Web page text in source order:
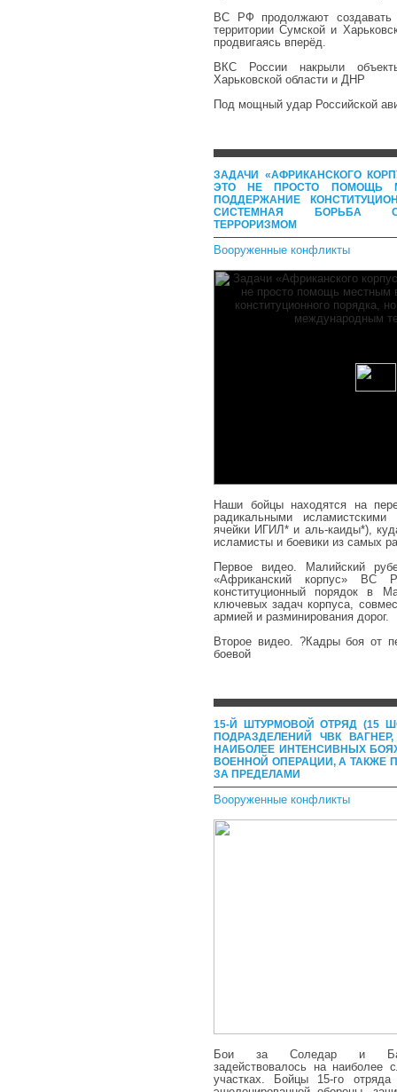
ВС РФ продолжают создавать
территории Сумской и
продвигаясь вперёд.
ВКС России накрыли
Харьковской области и ДНР
Под мощный удар Российской
ЗАДАЧИ «АФРИКАНСКОГО
ЭТО НЕ ПРОСТО ПОМОЩЬ
ПОДДЕРЖАНИЕ
СИСТЕМНАЯ БОРЬБА
ТЕРРОРИЗМОМ
Вооруженные конфликты
Наши бойцы находятся на
радикальными исламистскими
ячейки ИГИЛ* и аль-каиды*),
исламисты и боевики из самых
Первое видео. Малийский
«Африканский корпус» ВС
конституционный порядок в
ключевых задач корпуса,
армией и разминирования дорог.
Второе видео. ?Кадры боя от
боевой
15-Й ШТУРМОВОЙ ОТРЯД (15
ПОДРАЗДЕЛЕНИЙ ЧВК
НАИБОЛЕЕ ИНТЕНСИВНЫХ
ВОЕННОЙ ОПЕРАЦИИ, А ТАКЖЕ
ЗА ПРЕДЕЛАМИ
Вооруженные конфликты
Бои за Соледар и
задействовалось на наиболее
участках. Бойцы 15-го